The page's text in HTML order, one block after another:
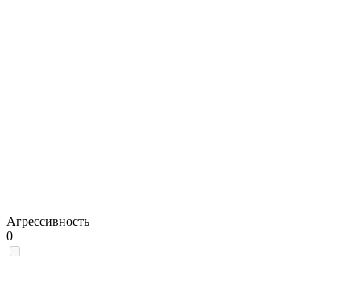
Агрессивность
0